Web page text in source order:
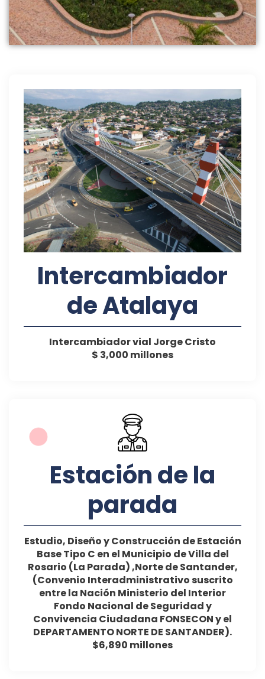
Intercambiador
de Atalaya
Intercambiador vial Jorge Cristo
$ 3,000 millones
Estación de la
parada
Estudio, Diseño y Construcción de Estación
Base Tipo C en el Municipio de Villa del
Rosario (La Parada) ,Norte de Santander,
(Convenio Interadministrativo suscrito
entre la Nación Ministerio del Interior
Fondo Nacional de Seguridad y
Convivencia Ciudadana FONSECON y el
DEPARTAMENTO NORTE DE SANTANDER).
$6,890 millones